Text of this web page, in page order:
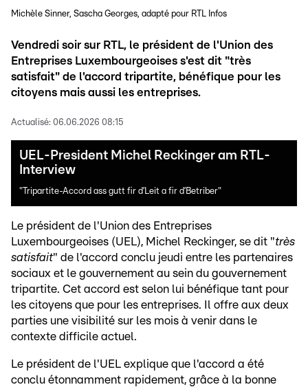
Michèle Sinner Sascha Georges adapté pour RTL Infos
Vendredi soir sur RTL, le président de l'Union des
Entreprises Luxembourgeoises s'est dit "très
satisfait" de l'accord tripartite, bénéfique pour les
citoyens mais aussi les entreprises.
Actualisé: 06.06.2026 08:15
UEL-President Michel Reckinger am RTL-
Interview
"Tripartite-Accord ass gutt fir d’Leit a fir d’Betriber"
Le président de l'Union des Entreprises
Luxembourgeoises (UEL), Michel Reckinger, se dit "très
satisfait" de l'accord conclu jeudi entre les partenaires
sociaux et le gouvernement au sein du gouvernement
tripartite. Cet accord est selon lui bénéfique tant pour
les citoyens que pour les entreprises. Il offre aux deux
parties une visibilité sur les mois à venir dans le
contexte difficile actuel.
Le président de l'UEL explique que l'accord a été
conclu étonnamment rapidement, grâce à la bonne